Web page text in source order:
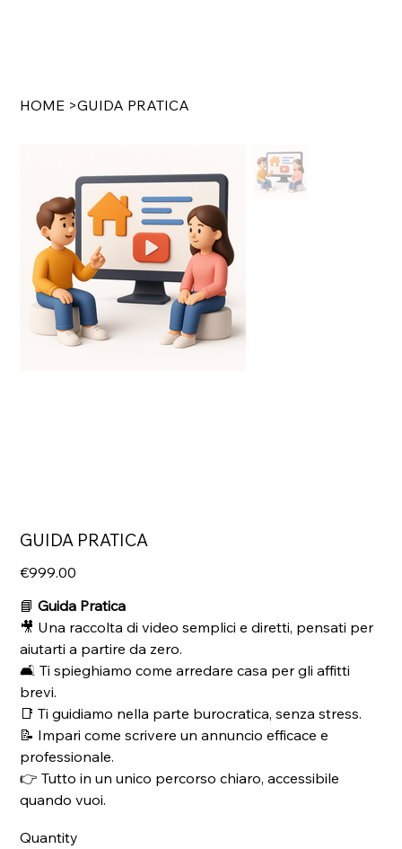
HOME >GUIDA PRATICA
GUIDA PRATICA
Price
€999.00
📘Guida Pratica
🎥 Una raccolta di video semplici e diretti, pensati per
aiutarti a partire da zero.
🛋️ Ti spieghiamo come arredare casa per gli affitti
brevi.
📑 Ti guidiamo nella parte burocratica, senza stress.
📝 Impari come scrivere un annuncio efficace e
professionale.
👉 Tutto in un unico percorso chiaro, accessibile
quando vuoi.
Quantity